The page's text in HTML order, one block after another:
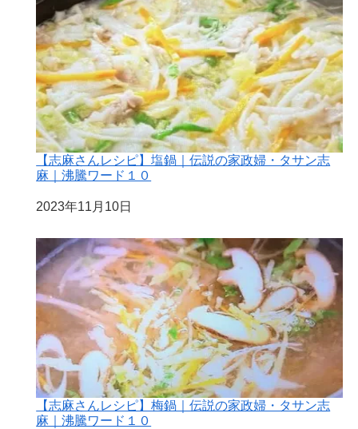
【志麻さんレシピ】塩鍋｜伝説の家政婦・タサン志
麻｜沸騰ワード１０
日付
2023年11月10日
【志麻さんレシピ】梅鍋｜伝説の家政婦・タサン志
麻｜沸騰ワード１０